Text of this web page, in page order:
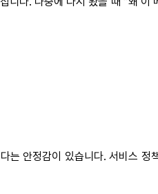
는 안정감이 있습니다. 서비스 정